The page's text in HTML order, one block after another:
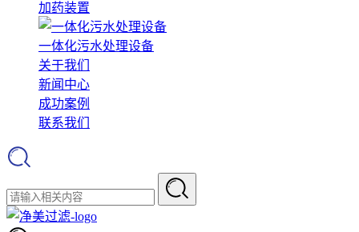
加药装置
一体化污水处理设备
关于我们
新闻中心
成功案例
联系我们